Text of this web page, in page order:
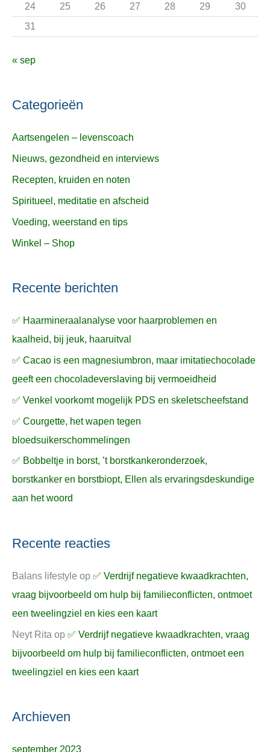
24
25 26 27 28 29
30
31
« sep
Categorieën
Aartsengelen – levenscoach
Nieuws, gezondheid en interviews
Recepten, kruiden en noten
Spiritueel, meditatie en afscheid
Voeding, weerstand en tips
Winkel – Shop
Recente berichten
✅ Haarmineraalanalyse voor haarproblemen en
kaalheid, bij jeuk, haaruitval
✅ Cacao is een magnesiumbron, maar imitatiechocolade
geeft een chocoladeverslaving bij vermoeidheid
✅ Venkel voorkomt mogelijk PDS en skeletscheefstand
✅ Courgette, het wapen tegen
bloedsuikerschommelingen
✅ Bobbeltje in borst, ’t borstkankeronderzoek,
borstkanker en borstbiopt, Ellen als ervaringsdeskundige
aan het woord
Recente reacties
Balans lifestyle op ✅ Verdrijf negatieve kwaadkrachten,
vraag bijvoorbeeld om hulp bij familieconflicten, ontmoet
een tweelingziel en kies een kaart
Neyt Rita op ✅ Verdrijf negatieve kwaadkrachten, vraag
bijvoorbeeld om hulp bij familieconflicten, ontmoet een
tweelingziel en kies een kaart
Archieven
september 2023